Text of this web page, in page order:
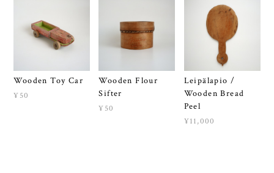
Wooden Toy Car
¥50
Wooden Flour
Sifter
¥50
Leipälapio /
Wooden Bread
Peel
¥11,000